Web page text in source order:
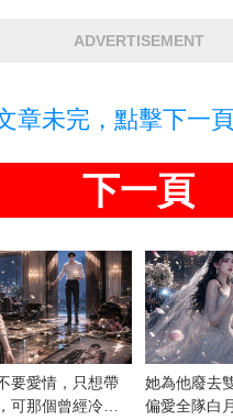
ADVERTISEMENT
章未完，點擊下一
下一頁
要愛情，只想帶
可那個曾經冷漠
她為他廢去
偏愛全隊白